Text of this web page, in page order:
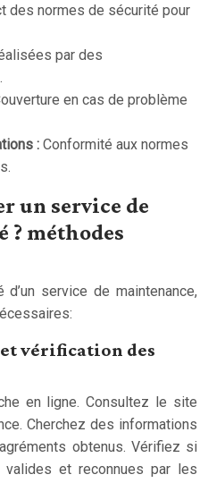
des normes de sécurité pour
par des
en cas de problème
: Conformité aux normes
un service de
? méthodes
service de maintenance,
vérification des
en ligne. Consultez le site
Cherchez des informations
obtenus. Vérifiez si
et reconnues par les